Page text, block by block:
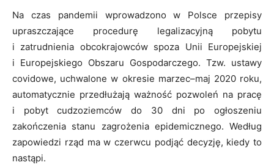
Na czas pandemii wprowadzono w Polsce przepisy
upraszczające procedurę legalizacyjną pobytu
i zatrudnienia obcokrajowców spoza Unii Europejskiej
i Europejskiego Obszaru Gospodarczego. Tzw. ustawy
covidowe, uchwalone w okresie marzec–maj 2020 roku,
automatycznie przedłużają ważność pozwoleń na pracę
i pobyt cudzoziemców do 30 dni po ogłoszeniu
zakończenia stanu zagrożenia epidemicznego. Według
zapowiedzi rząd ma w czerwcu podjąć decyzję, kiedy to
nastąpi.